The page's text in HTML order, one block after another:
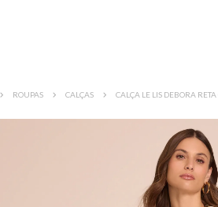
ROUPAS CALÇAS CALÇA LE LIS DEBORA